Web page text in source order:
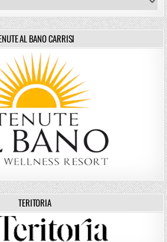
AL BANO CARRISI
TERITORIA